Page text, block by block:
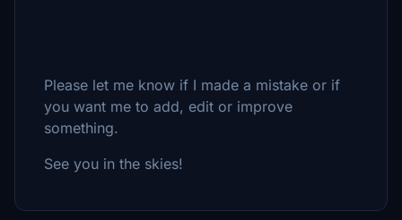
Please let me know if I made a mistake or if
you want me to add, edit or improve
something.
See you in the skies!